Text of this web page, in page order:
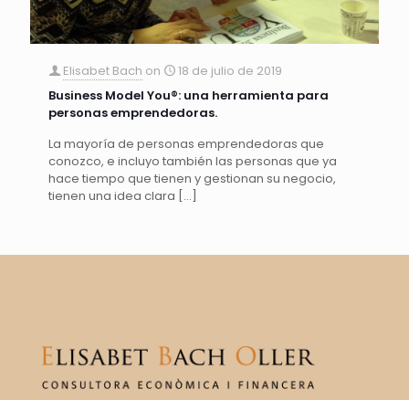
Elisabet Bach on
18 de julio de 2019
Business Model You®: una herramienta para
personas emprendedoras.
La mayoría de personas emprendedoras que
conozco, e incluyo también las personas que ya
hace tiempo que tienen y gestionan su negocio,
tienen una idea clara […]